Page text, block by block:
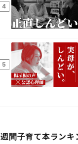
4
5
週間子育て本ランキ